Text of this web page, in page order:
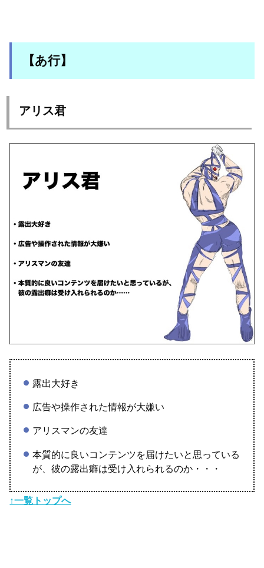
【あ行】
アリス君
露出大好き
広告や操作された情報が大嫌い
アリスマンの友達
本質的に良いコンテンツを届けたいと思っている
が、彼の露出癖は受け入れられるのか・・・
↑一覧トップへ